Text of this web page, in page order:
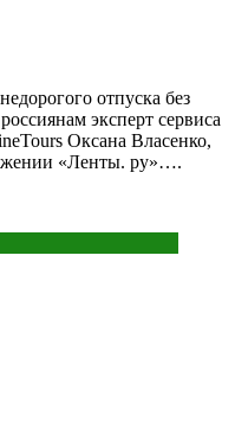
отпуска без
эксперт сервиса
Оксана Власенко,
«Ленты. ру»….